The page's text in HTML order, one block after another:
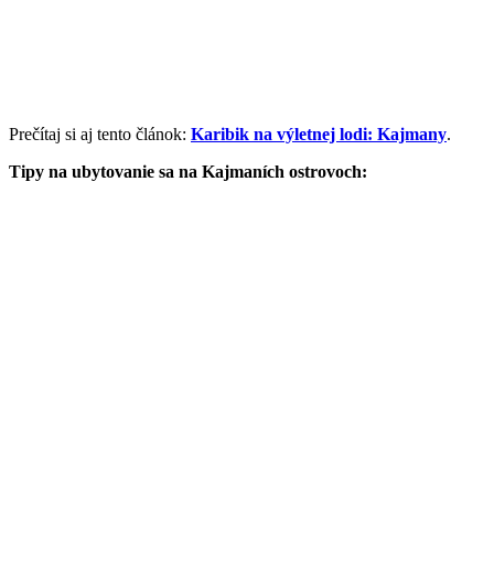
Prečítaj si aj tento článok: Karibik na výletnej lodi: Kajmany.
Tipy na ubytovanie sa na Kajmaních ostrovoch: